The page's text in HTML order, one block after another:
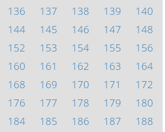
136 137 138 139
140
144 145 146 147
148
152 153 154 155
156
160 161 162 163
164
168 169 170 171
172
176 177 178 179
180
184 185 186 187
188